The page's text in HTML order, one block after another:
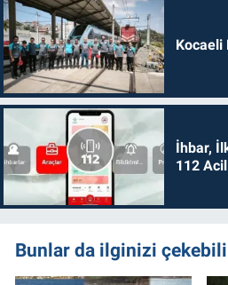
Kocaeli
İhbar,
112
Bunlar da ilginizi